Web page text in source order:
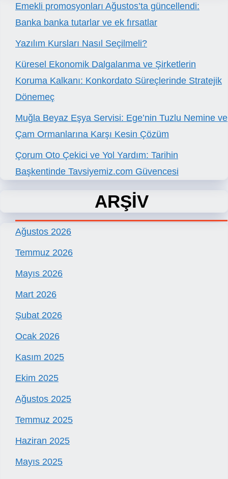
Emekli promosyonları Ağustos’ta güncellendi:
Banka banka tutarlar ve ek fırsatlar
Yazılım Kursları Nasıl Seçilmeli?
Küresel Ekonomik Dalgalanma ve Şirketlerin
Koruma Kalkanı: Konkordato Süreçlerinde Stratejik
Dönemeç
Muğla Beyaz Eşya Servisi: Ege’nin Tuzlu Nemine ve
Çam Ormanlarına Karşı Kesin Çözüm
Çorum Oto Çekici ve Yol Yardım: Tarihin
Başkentinde Tavsiyemiz.com Güvencesi
ARŞİV
Ağustos 2026
Temmuz 2026
Mayıs 2026
Mart 2026
Şubat 2026
Ocak 2026
Kasım 2025
Ekim 2025
Ağustos 2025
Temmuz 2025
Haziran 2025
Mayıs 2025